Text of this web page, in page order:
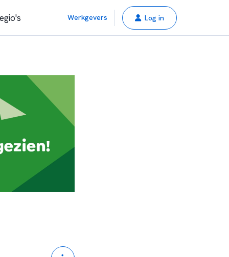
Werkgevers Log in